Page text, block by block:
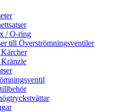
/ O-ring
till Överströmningsventiler